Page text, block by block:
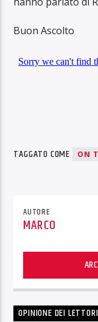
Buon Ascolto
TAGGATO COME ON
AUTORE
MARCO
OPINIONE DEI LETTORI